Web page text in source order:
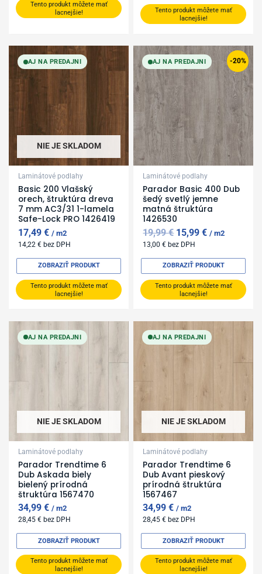
Tento produkt môžete mať
lacnejšie!
Tento produkt môžete mať
lacnejšie!
AJ NA PREDAJNI
NIE JE SKLADOM
Laminátové podlahy
Basic 200 Vlašský
orech, štruktúra dreva
7 mm AC3/31 1-lamela
Safe-Lock PRO 1426419
17,49€ m2
14,22€ bez DPH
Tento produkt môžete mať
lacnejšie!
ZOBRAZIŤ PRODUKT
-20%
AJ NA PREDAJNI
Laminátové podlahy
Parador Basic 400 Dub
šedý svetlý jemne
matná štruktúra
1426530
19,99€
Original
price
was:
15,99€
Current
price
is:
15,99 €.
m2
13,00€ bez DPH
Tento produkt môžete mať
lacnejšie!
ZOBRAZIŤ PRODUKT
AJ NA PREDAJNI
NIE JE SKLADOM
Laminátové podlahy
Parador Trendtime 6
Dub Askada biely
bielený prírodná
štruktúra 1567470
34,99€ m2
28,45€ bez DPH
Tento produkt môžete mať
lacnejšie!
ZOBRAZIŤ PRODUKT
AJ NA PREDAJNI
NIE JE SKLADOM
Laminátové podlahy
Parador Trendtime 6
Dub Avant pieskový
prírodná štruktúra
1567467
34,99€ m2
28,45€ bez DPH
Tento produkt môžete mať
lacnejšie!
ZOBRAZIŤ PRODUKT